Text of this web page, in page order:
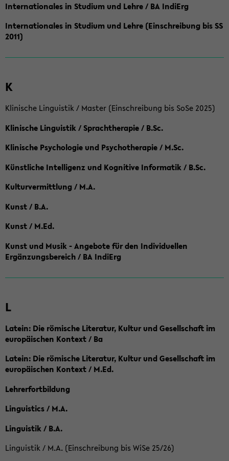
Internationales in Studium und Lehre / BA IndiErg
Internationales in Studium und Lehre (Einschreibung bis SS
2011)
K
Klinische Linguistik / Master (Einschreibung bis SoSe 2025)
Klinische Linguistik / Sprachtherapie / B.Sc.
Klinische Psychologie und Psychotherapie / M.Sc.
Künstliche Intelligenz und Kognitive Informatik / B.Sc.
Kulturvermittlung / M.A.
Kunst / B.A.
Kunst / M.Ed.
Kunst und Musik - Angebote für den Individuellen
Ergänzungsbereich / BA IndiErg
L
Latein: Die römische Literatur, Kultur und Gesellschaft im
europäischen Kontext / Ba
Latein: Die römische Literatur, Kultur und Gesellschaft im
europäischen Kontext / M.Ed.
Lehrerfortbildung
Linguistics / M.A.
Linguistik / B.A.
Linguistik / M.A. (Einschreibung bis WiSe 25/26)